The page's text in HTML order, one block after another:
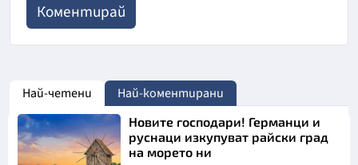
Най-четени Най-коментирани
Новите господари! Германци и
руснаци изкупуват райски град
на морето ни